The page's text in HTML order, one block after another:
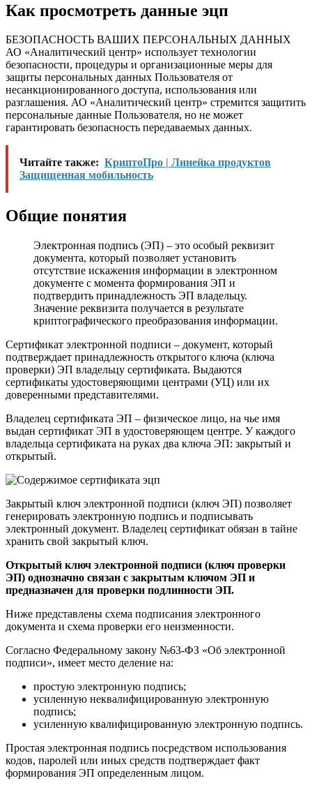
Как просмотреть данные эцп
БЕЗОПАСНОСТЬ ВАШИХ ПЕРСОНАЛЬНЫХ ДАННЫХ
АО «Аналитический центр» использует технологии
безопасности, процедуры и организационные меры для
защиты персональных данных Пользователя от
несанкционированного доступа, использования или
разглашения. АО «Аналитический центр» стремится защитить
персональные данные Пользователя, но не может
гарантировать безопасность передаваемых данных.
Читайте также: КриптоПро | Линейка продуктов
Защищенная мобильность
Общие понятия
Электронная подпись (ЭП) – это особый реквизит
документа, который позволяет установить
отсутствие искажения информации в электронном
документе с момента формирования ЭП и
подтвердить принадлежность ЭП владельцу.
Значение реквизита получается в результате
криптографического преобразования информации.
Сертификат электронной подписи – документ, который
подтверждает принадлежность открытого ключа (ключа
проверки) ЭП владельцу сертификата. Выдаются
сертификаты удостоверяющими центрами (УЦ) или их
доверенными представителями.
Владелец сертификата ЭП – физическое лицо, на чье имя
выдан сертификат ЭП в удостоверяющем центре. У каждого
владельца сертификата на руках два ключа ЭП: закрытый и
открытый.
Закрытый ключ электронной подписи (ключ ЭП) позволяет
генерировать электронную подпись и подписывать
электронный документ. Владелец сертификат обязан в тайне
хранить свой закрытый ключ.
Открытый ключ электронной подписи (ключ проверки
ЭП) однозначно связан с закрытым ключом ЭП и
предназначен для проверки подлинности ЭП.
Ниже представлены схема подписания электронного
документа и схема проверки его неизменности.
Согласно Федеральному закону №63-ФЗ «Об электронной
подписи», имеет место деление на:
простую электронную подпись;
усиленную неквалифицированную электронную
подпись;
усиленную квалифицированную электронную подпись.
Простая электронная подпись посредством использования
кодов, паролей или иных средств подтверждает факт
формирования ЭП определенным лицом.